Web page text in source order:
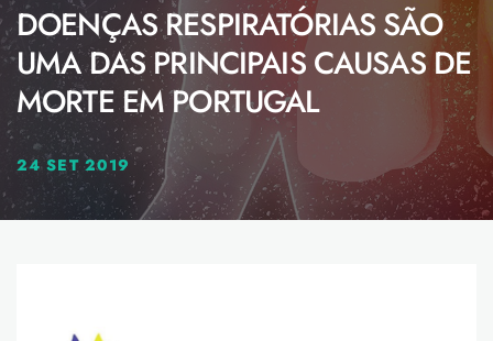
DOENÇAS RESPIRATÓRIAS SÃO
UMA DAS PRINCIPAIS CAUSAS DE
MORTE EM PORTUGAL
24 SET 2019